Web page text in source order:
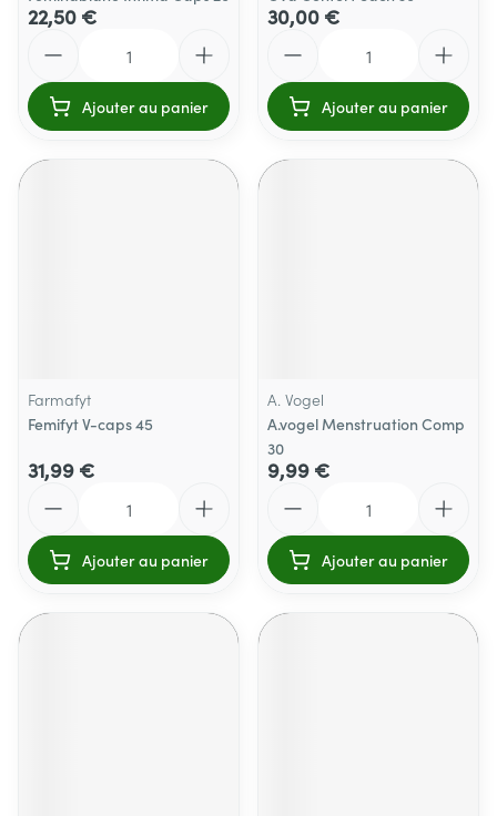
22,50 €
Ajouter au panier
30,00 €
Ajouter au panier
Farmafyt
Femifyt V-caps 45
31,99 €
Ajouter au panier
A. Vogel
A.vogel Menstruation Comp
30
9,99 €
Ajouter au panier